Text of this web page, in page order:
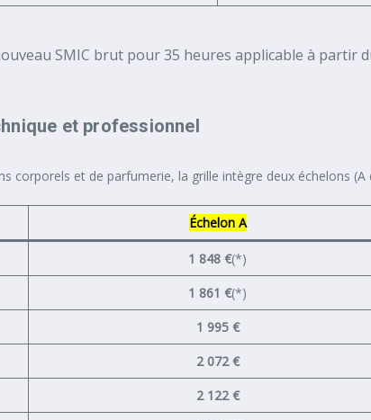
SMIC brut pour 35 heures applicable à partir
et professionnel
corporels et de parfumerie, la grille intègre deux échelons
Échelon A
1 848 €(*)
1 861 €(*)
1 995 €
2 072 €
2 122 €